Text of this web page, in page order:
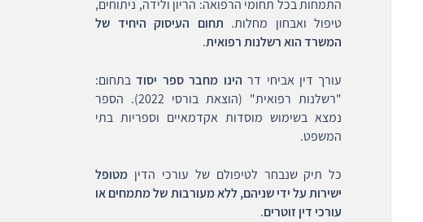
התמחות בכל תחומי הרפואה: הריון ולידה, ניתוחים,
טיפול ואבחון מחלות. תחום העיסוק היחיד של
המשרד הוא רשלנות רפואית.
עורך דין אביחי דר הינו מחבר ספר יסודבתחום:
"רשלנות רפואית" (הוצאת בורסי 2022). הספר
נמצא בשימוש מוסדות אקדמאיים וספריות בתי
המשפט.
כל תיק שנבחר לטיפולם של עורכי הדין מטופל
ישירות על ידי שניהם, ללא מעורבות של מתמחים או
עורכי דין זוטרים.